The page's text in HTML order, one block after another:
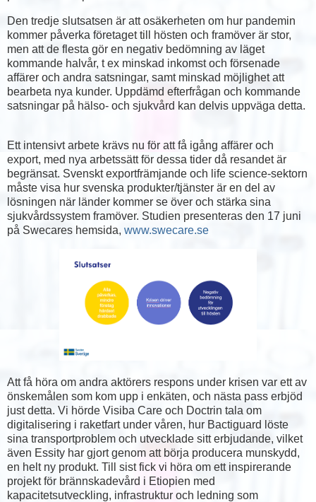
Den tredje slutsatsen är att osäkerheten om hur pandemin
kommer påverka företaget till hösten och framöver är stor,
men att de flesta gör en negativ bedömning av läget
kommande halvår, t ex minskad inkomst och försenade
affärer och andra satsningar, samt minskad möjlighet att
bearbeta nya kunder. Uppdämd efterfrågan och kommande
satsningar på hälso- och sjukvård kan delvis uppväga detta.
Ett intensivt arbete krävs nu för att få igång affärer och
export, med nya arbetssätt för dessa tider då resandet är
begränsat. Svenskt exportfrämjande och life science-sektorn
måste visa hur svenska produkter/tjänster är en del av
lösningen när länder kommer se över och stärka sina
sjukvårdssystem framöver. Studien presenteras den 17 juni
på Swecares hemsida, www.swecare.se
Att få höra om andra aktörers respons under krisen var ett av
önskemålen som kom upp i enkäten, och nästa pass erbjöd
just detta. Vi hörde Visiba Care och Doctrin tala om
digitalisering i raketfart under våren, hur Bactiguard löste
sina transportproblem och utvecklade sitt erbjudande, vilket
även Essity har gjort genom att börja producera munskydd,
en helt ny produkt. Till sist fick vi höra om ett inspirerande
projekt för brännskadevård i Etiopien med
kapacitetsutveckling, infrastruktur och ledning som